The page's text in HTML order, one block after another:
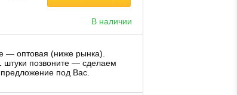
В наличии
— оптовая (ниже рынка).
штуки позвоните — сделаем
под Вас.